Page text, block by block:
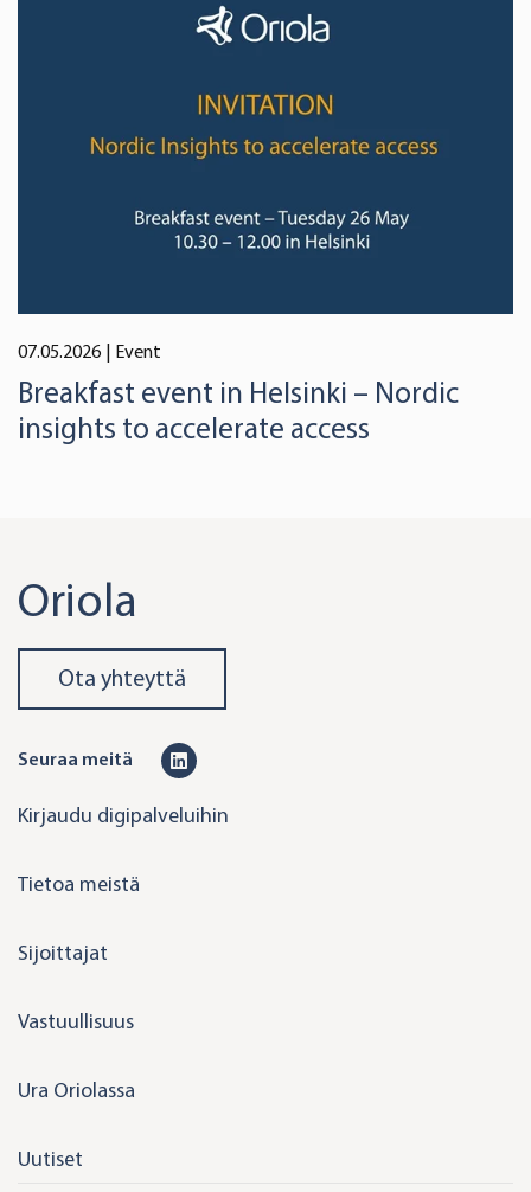
07.05.2026 | Event
Breakfast event in Helsinki – Nordic
insights to accelerate access
Oriola
Ota yhteyttä
Seuraa meitä
n
Kirjaudu digipalveluihin
Tietoa meistä
Sijoittajat
Vastuullisuus
Ura Oriolassa
Uutiset